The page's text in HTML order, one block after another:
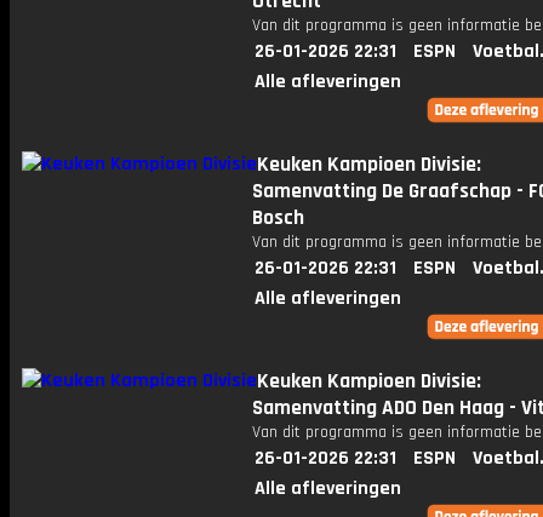
Van dit programma is geen informatie
26-01-2026 22:31 ESPN
Alle afleveringen
Keuken Kampioen Divisie:
Samenvatting De Graafschap -
Bosch
Van dit programma is geen informatie
26-01-2026 22:31 ESPN
Alle afleveringen
Keuken Kampioen Divisie:
Samenvatting ADO Den Haag -
Van dit programma is geen informatie
26-01-2026 22:31 ESPN
Alle afleveringen